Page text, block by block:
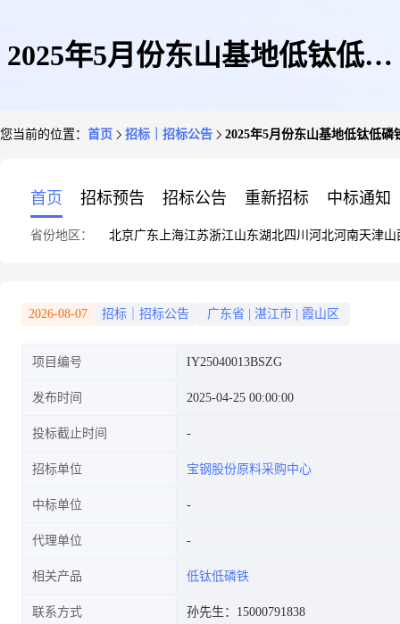
2025年5月份东山基地低钛低磷
您当前的位置： 首页 招标｜招标公告 2025年5月份东山基地低钛低
首页 招标预告 招标公告 重新招标 中标通知
省份地区： 北京广东 上海江苏浙江山东湖北四川 河北河南天津山
2026-08-07 招标｜招标公告 广东省 湛江市 霞山区
项目编号 IY25040013BSZG
发布时间 2025-04-25 00:00:00
投标截止时间
招标单位 宝钢股份原料采购中心
中标单位
代理单位
相关产品 低钛低磷铁
联系方式 孙先生：15000791838